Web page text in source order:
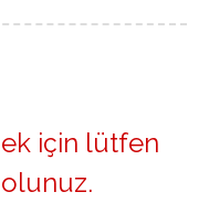
için lütfen
olunuz.